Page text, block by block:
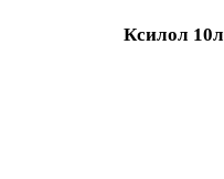
Ксилол 10л